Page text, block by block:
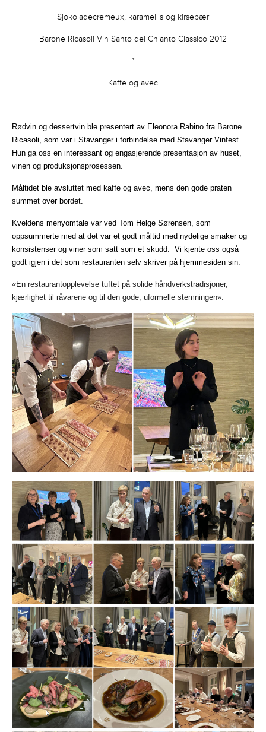
Sjokoladecremeux, karamellis og kirsebær
Barone Ricasoli Vin Santo del Chianto Classico 2012
*
Kaffe og avec
Rødvin og dessertvin ble presentert av Eleonora Rabino fra Barone
Ricasoli, som var i Stavanger i forbindelse med Stavanger Vinfest.
Hun ga oss en interessant og engasjerende presentasjon av huset,
vinen og produksjonsprosessen.
Måltidet ble avsluttet med kaffe og avec, mens den gode praten
summet over bordet.
Kveldens menyomtale var ved Tom Helge Sørensen, som
oppsummerte med at det var et godt måltid med nydelige smaker og
konsistenser og viner som satt som et skudd. Vi kjente oss også
godt igjen i det som restauranten selv skriver på hjemmesiden sin:
«En restaurantopplevelse tuftet på solide håndverkstradisjoner,
kjærlighet til råvarene og til den gode, uformelle stemningen».